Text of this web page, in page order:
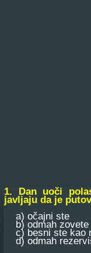
1. Dan uoči
javljaju da je
a) očajni ste
b) odmah zovete
c) besni ste kao
d) odmah